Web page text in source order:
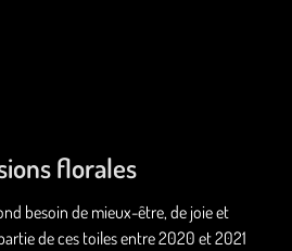
florales
besoin de mieux-être, de joie et
de ces toiles entre 2020 et 2021